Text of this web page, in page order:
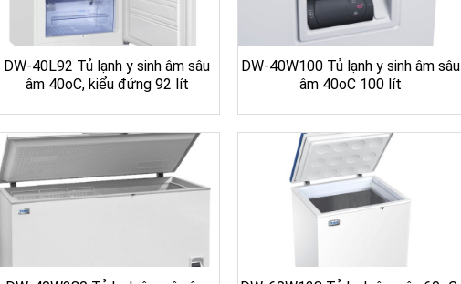
DW-40L92 Tủ lạnh y sinh âm sâu
âm 40oC, kiểu đứng 92 lít
DW-40W100 Tủ lạnh y sinh âm sâu
âm 40oC 100 lít